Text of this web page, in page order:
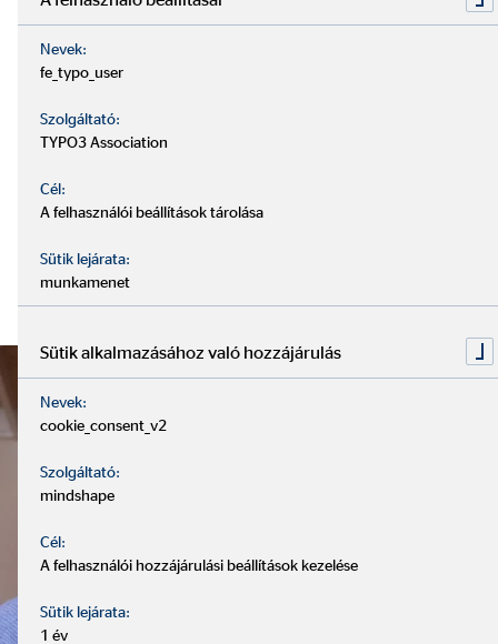
Nevek:
fe_typo_user
Szolgáltató:
TYPO3 Association
Cél:
A felhasználói beállítások tárolása
Sütik lejárata:
munkamenet
Sütik alkalmazásához való hozzájárulás
Nevek:
cookie_consent_v2
Szolgáltató:
mindshape
Cél:
A felhasználói hozzájárulási beállítások kezelése
Sütik lejárata:
1 év